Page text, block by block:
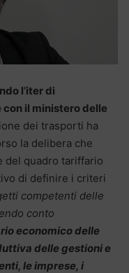
l’iter di
il ministero delle
dei trasporti ha
la delibera che
del quadro tariffario
di definire i criteri
competenti delle
conto
economico delle
delle gestioni e
le imprese, i